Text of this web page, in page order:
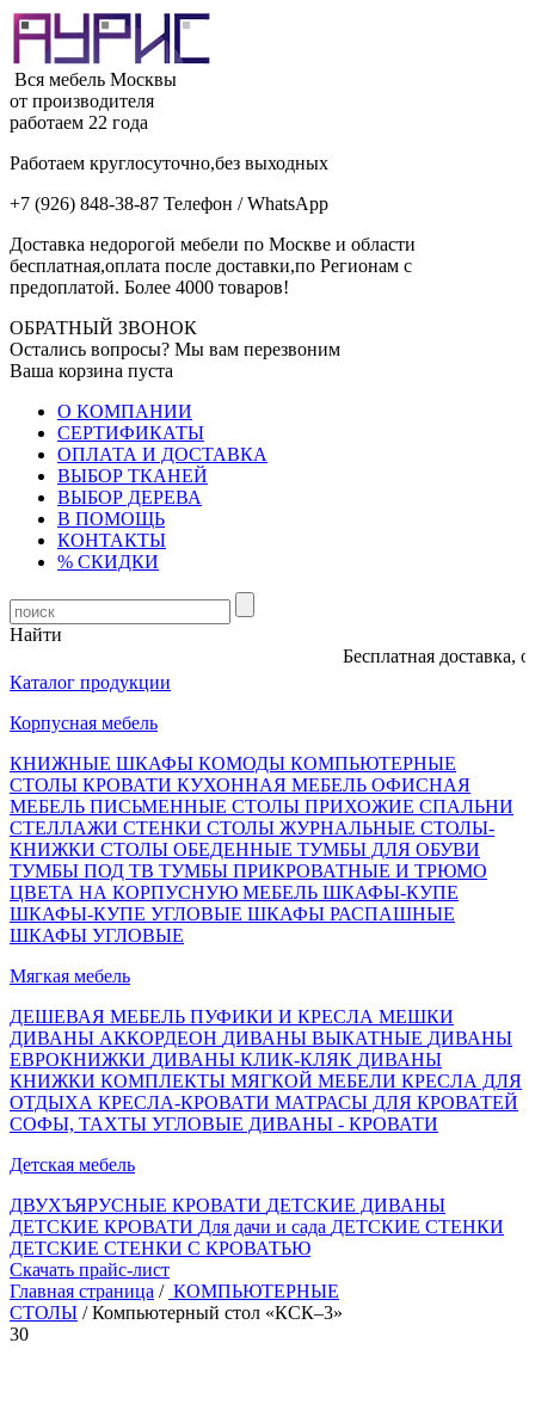
Вся мебель Москвы
от производителя
работаем 22 года
Работаем круглосуточно,без выходных
+7 (926) 848-38-87 Телефон / WhatsApp
Доставка недорогой мебели по Москве и области
бесплатная,оплата после доставки,по Регионам с
предоплатой. Более 4000 товаров!
ОБРАТНЫЙ ЗВОНОК
Остались вопросы? Мы вам перезвоним
Ваша корзина пуста
О КОМПАНИИ
СЕРТИФИКАТЫ
ОПЛАТА И ДОСТАВКА
ВЫБОР ТКАНЕЙ
ВЫБОР ДЕРЕВА
В ПОМОЩЬ
КОНТАКТЫ
% СКИДКИ
Найти
Бесплатная доставка,
Каталог продукции
Корпусная мебель
КНИЖНЫЕ ШКАФЫ КОМОДЫ КОМПЬЮТЕРНЫЕ
СТОЛЫ КРОВАТИ КУХОННАЯ МЕБЕЛЬ ОФИСНАЯ
МЕБЕЛЬ ПИСЬМЕННЫЕ СТОЛЫ ПРИХОЖИЕ СПАЛЬНИ
СТЕЛЛАЖИ СТЕНКИ СТОЛЫ ЖУРНАЛЬНЫЕ СТОЛЫ-
КНИЖКИ СТОЛЫ ОБЕДЕННЫЕ ТУМБЫ ДЛЯ ОБУВИ
ТУМБЫ ПОД ТВ ТУМБЫ ПРИКРОВАТНЫЕ И ТРЮМО
ЦВЕТА НА КОРПУСНУЮ МЕБЕЛЬ ШКАФЫ-КУПЕ
ШКАФЫ-КУПЕ УГЛОВЫЕ ШКАФЫ РАСПАШНЫЕ
ШКАФЫ УГЛОВЫЕ
Мягкая мебель
ДЕШЕВАЯ МЕБЕЛЬ ПУФИКИ И КРЕСЛА МЕШКИ
ДИВАНЫ АККОРДЕОН ДИВАНЫ ВЫКАТНЫЕ ДИВАНЫ
ЕВРОКНИЖКИ ДИВАНЫ КЛИК-КЛЯК ДИВАНЫ
КНИЖКИ КОМПЛЕКТЫ МЯГКОЙ МЕБЕЛИ КРЕСЛА ДЛЯ
ОТДЫХА КРЕСЛА-КРОВАТИ МАТРАСЫ ДЛЯ КРОВАТЕЙ
СОФЫ, ТАХТЫ УГЛОВЫЕ ДИВАНЫ - КРОВАТИ
Детская мебель
ДВУХЪЯРУСНЫЕ КРОВАТИ ДЕТСКИЕ ДИВАНЫ
ДЕТСКИЕ КРОВАТИ Для дачи и сада ДЕТСКИЕ СТЕНКИ
ДЕТСКИЕ СТЕНКИ С КРОВАТЬЮ
Скачать прайс-лист
Главная страница / КОМПЬЮТЕРНЫЕ
СТОЛЫ / Компьютерный стол «КСК–3»
30